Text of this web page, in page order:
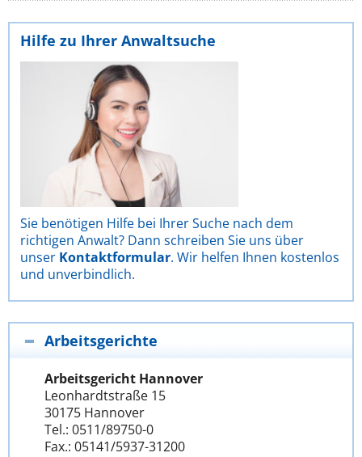
Hilfe zu Ihrer Anwaltsuche
Sie benötigen Hilfe bei Ihrer Suche nach dem
richtigen Anwalt? Dann schreiben Sie uns über
unser Kontaktformular. Wir helfen Ihnen kostenlos
und unverbindlich.
Arbeitsgerichte
Arbeitsgericht Hannover
Leonhardtstraße 15
30175 Hannover
Tel.: 0511/89750-0
Fax.: 05141/5937-31200